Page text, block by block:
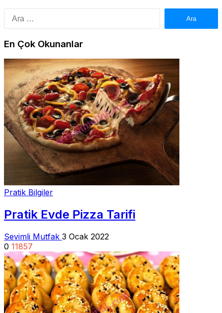
En Çok Okunanlar
Pratik Bilgiler
Pratik Evde Pizza Tarifi
Sevimli Mutfak 3 Ocak 2022
0 11857